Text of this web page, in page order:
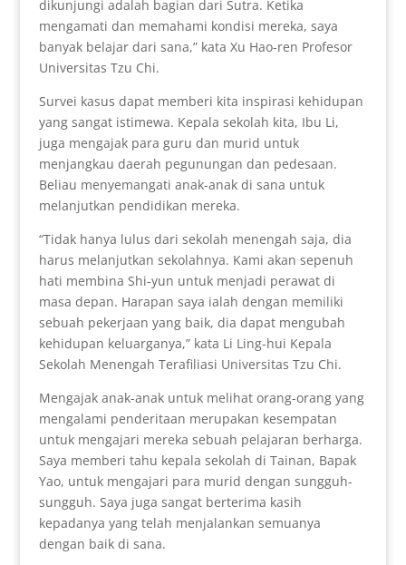
dikunjungi adalah bagian dari Sutra. Ketika
mengamati dan memahami kondisi mereka, saya
banyak belajar dari sana,” kata Xu Hao-ren Profesor
Universitas Tzu Chi.
Survei kasus dapat memberi kita inspirasi kehidupan
yang sangat istimewa. Kepala sekolah kita, Ibu Li,
juga mengajak para guru dan murid untuk
menjangkau daerah pegunungan dan pedesaan.
Beliau menyemangati anak-anak di sana untuk
melanjutkan pendidikan mereka.
“Tidak hanya lulus dari sekolah menengah saja, dia
harus melanjutkan sekolahnya. Kami akan sepenuh
hati membina Shi-yun untuk menjadi perawat di
masa depan. Harapan saya ialah dengan memiliki
sebuah pekerjaan yang baik, dia dapat mengubah
kehidupan keluarganya,” kata Li Ling-hui Kepala
Sekolah Menengah Terafiliasi Universitas Tzu Chi.
Mengajak anak-anak untuk melihat orang-orang yang
mengalami penderitaan merupakan kesempatan
untuk mengajari mereka sebuah pelajaran berharga.
Saya memberi tahu kepala sekolah di Tainan, Bapak
Yao, untuk mengajari para murid dengan sungguh-
sungguh. Saya juga sangat berterima kasih
kepadanya yang telah menjalankan semuanya
dengan baik di sana.